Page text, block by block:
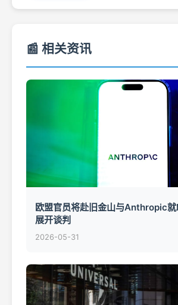
📰 相关资讯
欧盟官员将赴旧金山与Anthropic
展开谈判
2026-05-31